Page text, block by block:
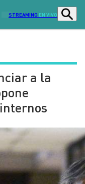
STREAMING EN VIVO
Programas
Economía
Sostenibilidad
Deportes
Opinión
a la